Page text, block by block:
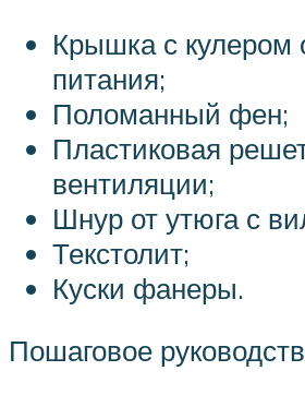
Крышка с кулером
питания;
Поломанный фен;
Пластиковая
вентиляции;
Шнур от утюга с
Текстолит;
Куски фанеры.
Пошаговое